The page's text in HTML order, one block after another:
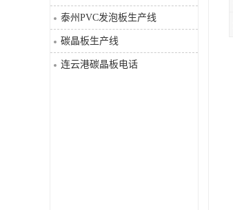
泰州PVC发泡板生产线
碳晶板生产线
连云港碳晶板电话